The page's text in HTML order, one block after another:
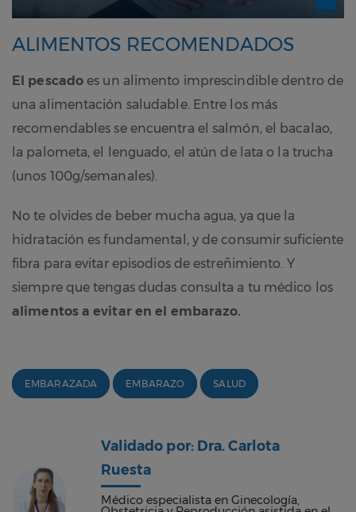
ALIMENTOS RECOMENDADOS
El pescado es un alimento imprescindible dentro de
una alimentación saludable. Entre los más
recomendables se encuentra el salmón, el bacalao,
la palometa, el lenguado, el atún de lata o la trucha
(unos 100g/semanales).
No te olvides de beber mucha agua, ya que la
hidratación es fundamental, y de consumir suficiente
fibra para evitar episodios de estreñimiento. Y
siempre que tengas dudas consulta a tu médico los
alimentos a evitar en el embarazo.
EMBARAZADA EMBARAZO SALUD
Validado por: Dra. Carlota
Ruesta
Médico especialista en Ginecología,